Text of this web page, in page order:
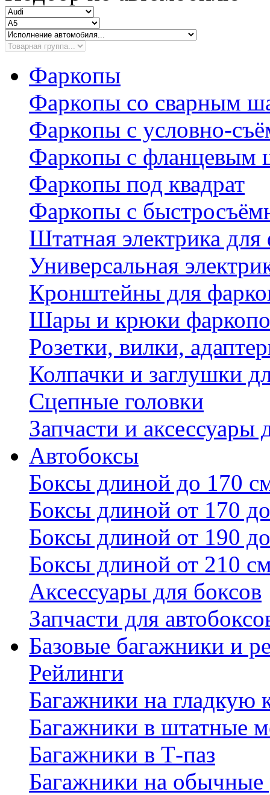
Фаркопы
Фаркопы со сварным
Фаркопы с условно-
Фаркопы с фланцевым
Фаркопы под квадрат
Фаркопы с
Штатная электрика
Универсальная
Кронштейны для
Шары и крюки
Розетки, вилки,
Колпачки и заглушки
Сцепные головки
Запчасти и аксессуары
Автобоксы
Боксы длиной до 170
Боксы длиной от 170
Боксы длиной от 190
Боксы длиной от 210
Аксессуары для боксов
Запчасти для
Базовые багажники и
Рейлинги
Багажники на гладкую
Багажники в штатные
Багажники в Т-паз
Багажники на обычные